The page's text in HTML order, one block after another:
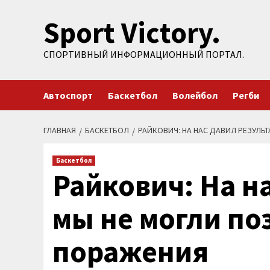
содержимомуSport Victory.
СПОРТИВНЫЙ ИНФОРМАЦИОННЫЙ ПОРТАЛ.
Автоспорт Баскетбол Волейбол Регби
ГЛАВНАЯ БАСКЕТБОЛ РАЙКОВИЧ: НА НАС ДАВИЛ
Баскетбол
Райкович: На
мы не могли
поражения